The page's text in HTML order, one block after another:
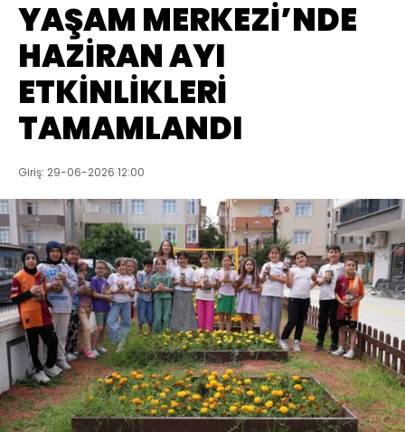
YAŞAM MERKEZİ’NDE
HAZİRAN AYI
ETKİNLİKLERİ
TAMAMLANDI
Giriş: 29-06-2026 12:00